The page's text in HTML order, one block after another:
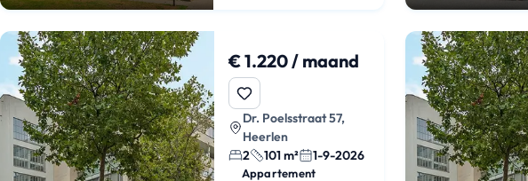
€ 1.220 / maand
Dr. Poelsstraat 57,
Heerlen
2
101 m² 1-9-2026
Appartement